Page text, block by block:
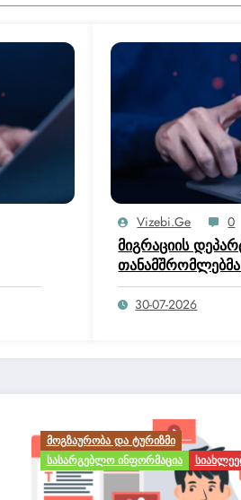
Vizebi.ge 0
მიგრაციის
მოქალაქე
შსს30-07-2026
ᲡᲘᲐᲮᲚᲔᲔᲑᲘ